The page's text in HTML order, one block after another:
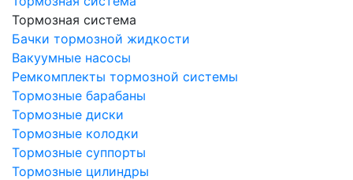
Тормозная система
Бачки тормозной жидкости
Вакуумные насосы
Ремкомплекты тормозной системы
Тормозные барабаны
Тормозные диски
Тормозные колодки
Тормозные суппорты
Тормозные цилиндры